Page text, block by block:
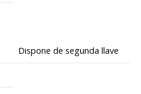
Dispone de segunda llave